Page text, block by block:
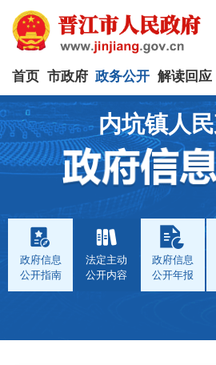
首页 市政府 政务公开 解读回应
内坑镇人
政府信息
公开指南
法定主动
公开内容
政府信息
公开年报